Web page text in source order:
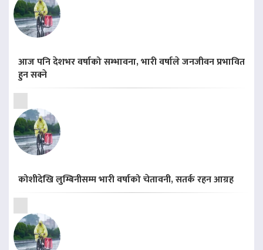
आज पनि देशभर वर्षाको सम्भावना, भारी वर्षाले जनजीवन प्रभावित
हुन सक्ने
कोशीदेखि लुम्बिनीसम्म भारी वर्षाको चेतावनी, सतर्क रहन आग्रह